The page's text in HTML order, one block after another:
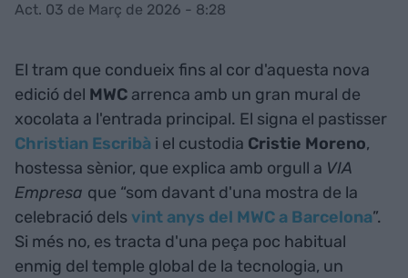
Act. 03 de Març de 2026 - 8:28
El tram que condueix fins al cor d'aquesta nova
edició del MWC arrenca amb un gran mural de
xocolata a l'entrada principal. El signa el pastisser
Christian Escribà i el custodia Cristie Moreno,
hostessa sènior, que explica amb orgull a VIA
Empresa que “som davant d'una mostra de la
celebració dels vint anys del MWC a Barcelona”.
Si més no, es tracta d'una peça poc habitual
enmig del temple global de la tecnologia, un